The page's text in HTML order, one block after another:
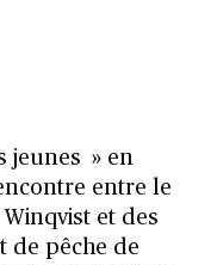
jeunes » en
entre le
et des
de pêche de